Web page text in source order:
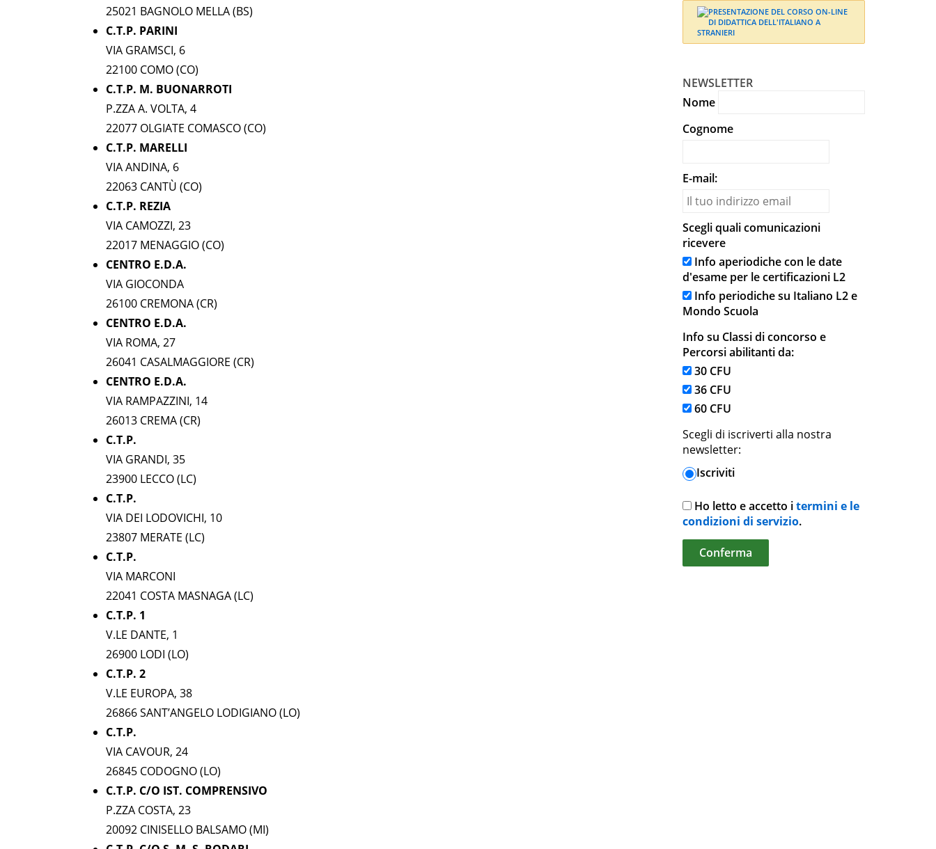
25021 BAGNOLO MELLA (BS)
C.T.P. PARINI
VIA GRAMSCI, 6
22100 COMO (CO)
C.T.P. M. BUONARROTI
P.ZZA A. VOLTA, 4
22077 OLGIATE COMASCO (CO)
C.T.P. MARELLI
VIA ANDINA, 6
22063 CANTÙ (CO)
C.T.P. REZIA
VIA CAMOZZI, 23
22017 MENAGGIO (CO)
CENTRO E.D.A.
VIA GIOCONDA
26100 CREMONA (CR)
CENTRO E.D.A.
VIA ROMA, 27
26041 CASALMAGGIORE (CR)
CENTRO E.D.A.
VIA RAMPAZZINI, 14
26013 CREMA (CR)
C.T.P.
VIA GRANDI, 35
23900 LECCO (LC)
C.T.P.
VIA DEI LODOVICHI, 10
23807 MERATE (LC)
C.T.P.
VIA MARCONI
22041 COSTA MASNAGA (LC)
C.T.P. 1
V.LE DANTE, 1
26900 LODI (LO)
C.T.P. 2
V.LE EUROPA, 38
26866 SANT’ANGELO LODIGIANO (LO)
C.T.P.
VIA CAVOUR, 24
26845 CODOGNO (LO)
C.T.P. C/O IST. COMPRENSIVO
P.ZZA COSTA, 23
20092 CINISELLO BALSAMO (MI)
NEWSLETTER
Nome
Cognome
E-mail:
Scegli quali comunicazioni
ricevere
Info aperiodiche con le date
d'esame per le certificazioni L2
Info periodiche su Italiano L2 e
Mondo Scuola
Info su Classi di concorso e
Percorsi abilitanti da:
30 CFU
36 CFU
60 CFU
Scegli di iscriverti alla nostra
newsletter:
Iscriviti
Ho letto e accetto itermini e le
condizioni di servizio.